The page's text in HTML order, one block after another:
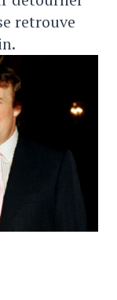
retrouve